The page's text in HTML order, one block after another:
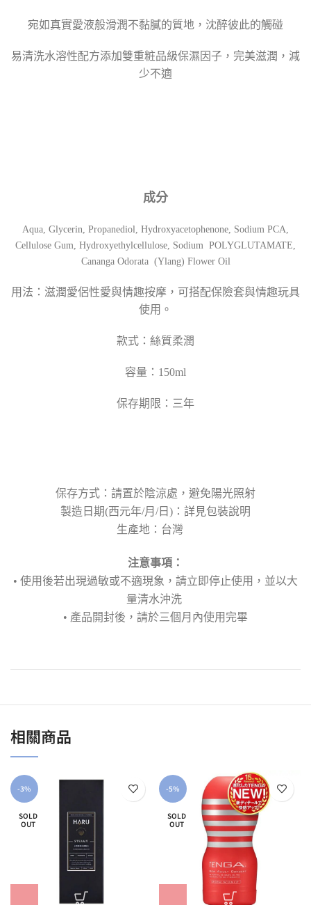
宛如真實愛液般滑潤不黏膩的質地，沈醉彼此的觸碰
易清洗水溶性配方添加雙重粧品級保濕因子，完美滋潤，減
少不適
成分
Aqua, Glycerin, Propanediol, Hydroxyacetophenone, Sodium PCA,
Cellulose Gum, Hydroxyethylcellulose, Sodium POLYGLUTAMATE,
Cananga Odorata (Ylang) Flower Oil
用法：滋潤愛侶性愛與情趣按摩，可搭配保險套與情趣玩具
使用。
款式： 絲質柔潤
容量：150ml
保存期限：三年
保存方式：請置於陰涼處，避免陽光照射
製造日期(西元年/月/日)：詳見包裝說明
生產地：台灣
注意事項：
• 使用後若出現過敏或不適現象，請立即停止使用，並以大
量清水沖洗
• 產品開封後，請於三個月內使用完畢
相關商品
-3%
SOLD
OUT
-5%
SOLD
OUT